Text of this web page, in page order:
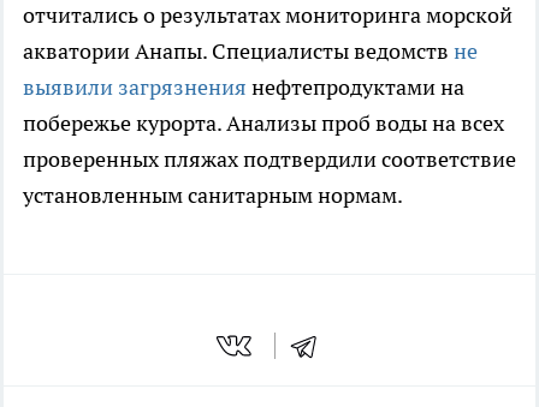
отчитались о результатах мониторинга морской
акватории Анапы. Специалисты ведомств не
выявили загрязнения нефтепродуктами на
побережье курорта. Анализы проб воды на всех
проверенных пляжах подтвердили соответствие
установленным санитарным нормам.